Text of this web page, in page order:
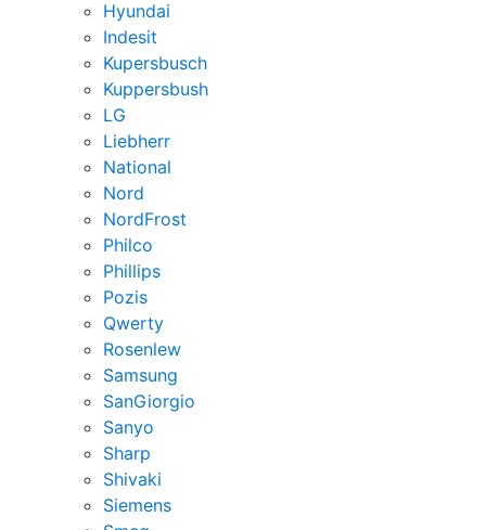
Hyundai
Indesit
Kupersbusch
Kuppersbush
LG
Liebherr
National
Nord
NordFrost
Philco
Phillips
Pozis
Qwerty
Rosenlew
Samsung
SanGiorgio
Sanyo
Sharp
Shivaki
Siemens